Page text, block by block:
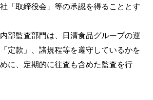
「取締役会」等の承認を得ることとす
部監査部門は、日清食品グループの運
定款」、諸規程等を遵守しているかを
に、定期的に往査も含めた監査を行